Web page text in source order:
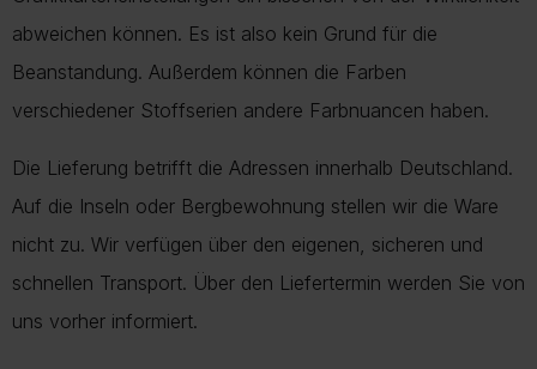
abweichen können. Es ist also kein Grund für die
Beanstandung. Außerdem können die Farben
verschiedener Stoffserien andere Farbnuancen haben.
Die Lieferung betrifft die Adressen innerhalb Deutschland.
Auf die Inseln oder Bergbewohnung stellen wir die Ware
nicht zu. Wir verfügen über den eigenen, sicheren und
schnellen Transport. Über den Liefertermin werden Sie von
uns vorher informiert.